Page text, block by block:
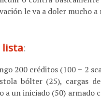
le va a doler mucho a
lista:
200 créditos (100 + 2
bólter (25), cargas
un iniciado (50) armado